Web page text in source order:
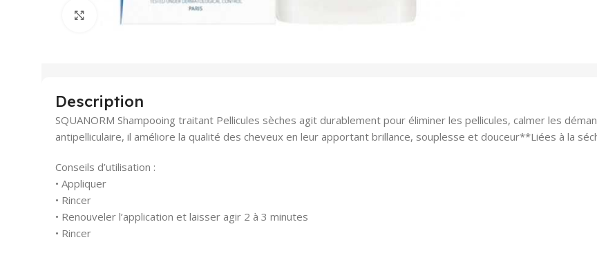
Click to enlarge
Description
SQUANORM Shampooing traitant Pellicules sèches agit durablement pour éliminer les pellicules, calmer les
antipelliculaire, il améliore la qualité des cheveux en leur apportant brillance, souplesse et douceur**Liées à la
Conseils d’utilisation :
• Appliquer
• Rincer
• Renouveler l’application et laisser agir 2 à 3 minutes
• Rincer